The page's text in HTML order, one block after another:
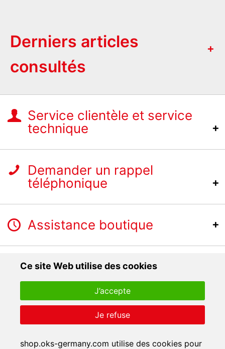
Ce site Web utilise des cookies
shop.oks-germany.com utilise des cookies pour
Je refuse
J’accepte
Derniers articles
consultés
Service clientèle et service
technique
Demander un rappel
téléphonique
Assistance boutique